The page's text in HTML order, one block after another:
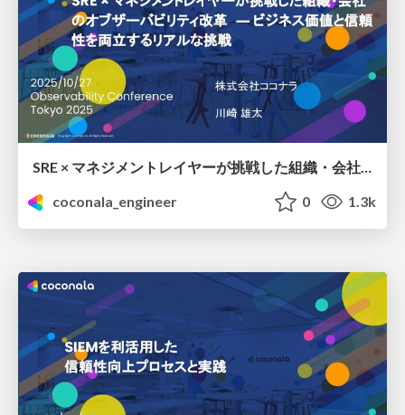
SRE × マネジメントレイヤーが挑戦した組織・会社のオブザーバビリティ改革 ― ビジネス価値と信頼性を両立するリアルな挑戦
coconala_engineer
0 1.3k